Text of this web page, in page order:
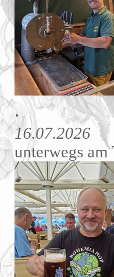
.
16.07.2026
unterwegs am